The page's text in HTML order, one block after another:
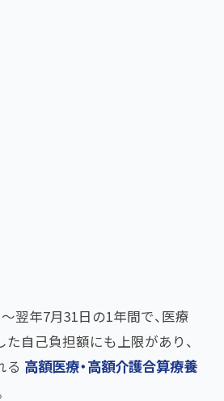
翌年7月31日の1年間で、医療
自己負担額にも上限があり、
る 高額医療・高額介護合算療養